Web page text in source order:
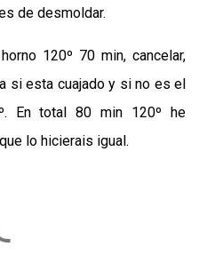
de desmoldar.
120º 70 min, cancelar,
si esta cuajado y si no es el
En total 80 min 120º he
lo hicierais igual.